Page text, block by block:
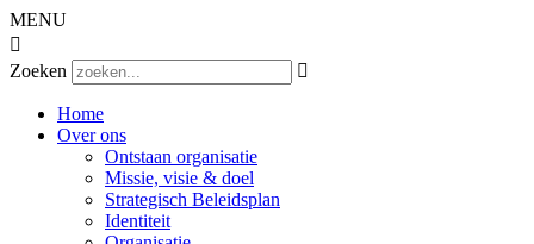
MENU

Zoeken

Home
Over ons
Ontstaan organisatie
Missie, visie & doel
Strategisch Beleidsplan
Identiteit